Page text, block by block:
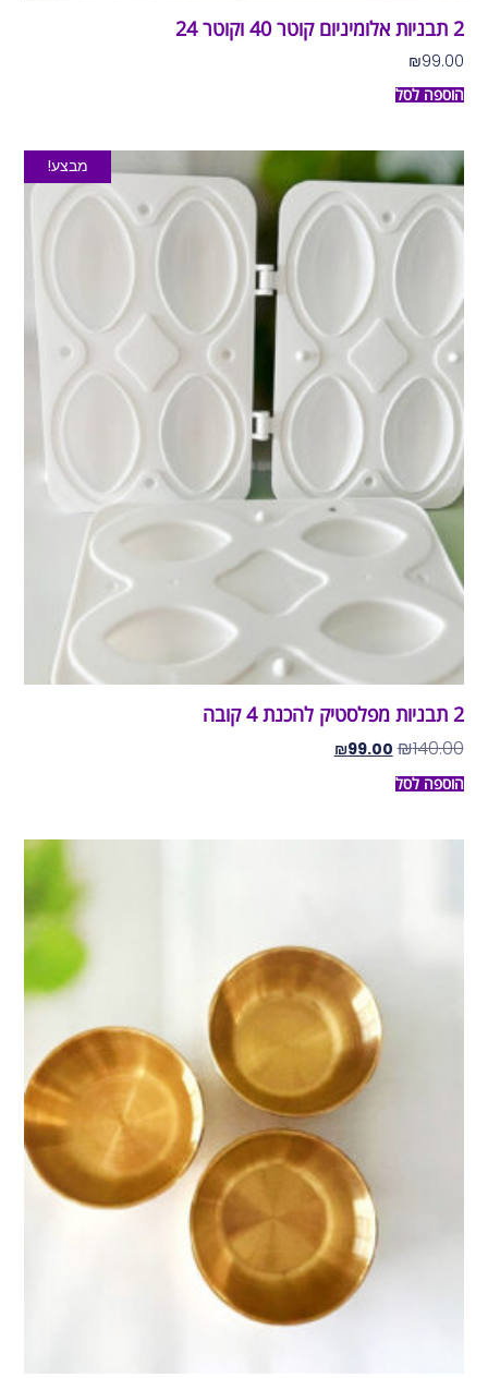
2 תבניות אלומיניום קוטר 40 וקוטר 24
₪99.00
הוספה לסל
מבצע!
2 תבניות מפלסטיק להכנת 4 קובה
₪140.00
₪99.00
הוספה לסל